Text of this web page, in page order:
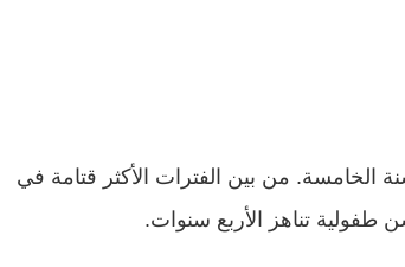
الخامسة. من بين الفترات الأكثر قتامة في
تناهز الأربع سنوات.